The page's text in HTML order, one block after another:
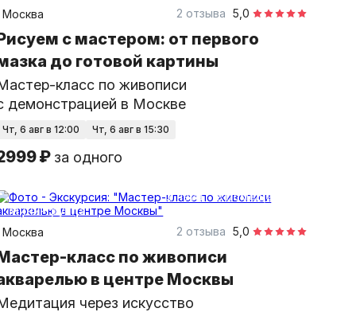
Москва
5,0
2 отзыва
с мастером: от первого
до готовой картины
класс по живописи
демонстрацией в Москве
чт, 6 авг в 12:00 чт, 6 авг в 15:30
₽ за одного
2 часа
в помещении
Мини-группа
Москва
5,0
2 отзыва
класс по живописи
в центре Москвы
через искусство